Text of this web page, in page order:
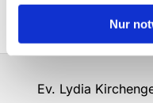
Nur
Ev. Lydia